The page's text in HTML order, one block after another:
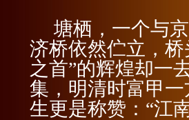
塘栖，一个与京
济桥依然伫立，
之首”的辉煌却一
集，明清时富甲
生更是称赞：“江